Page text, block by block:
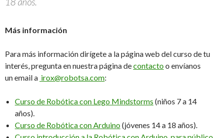
Más información
Para más información dirígete a la página web del curso de tu
interés, pregunta en nuestra página decontactoo envíanos
un email a irox@robotsa.com:
Curso de Robótica con Lego Mindstorms (niños 7 a 14
años).
Curso de Robótica con Arduino(jóvenes 14 a 18 años).